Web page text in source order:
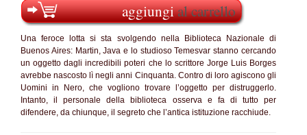
aggiungial carrello
Una feroce lotta si sta svolgendo nella Biblioteca Nazionale di
Buenos Aires: Martin, Java e lo studioso Temesvar stanno cercando
un oggetto dagli incredibili poteri che lo scrittore Jorge Luis Borges
avrebbe nascosto lì negli anni Cinquanta. Contro di loro agiscono gli
Uomini in Nero, che vogliono trovare l’oggetto per distruggerlo.
Intanto, il personale della biblioteca osserva e fa di tutto per
difendere, da chiunque, il segreto che l’antica istituzione racchiude.